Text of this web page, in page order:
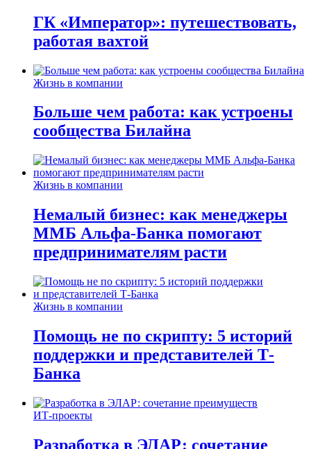
ГК «Император»: путешествовать,
работая вахтой
Жизнь в компании
Больше чем работа: как устроены
сообщества Билайна
Жизнь в компании
Немалый бизнес: как менеджеры
ММБ Альфа-Банка помогают
предпринимателям расти
Жизнь в компании
Помощь не по скрипту: 5 историй
поддержки и представителей Т-
Банка
ИТ-проекты
Разработка в ЭЛАР: сочетание